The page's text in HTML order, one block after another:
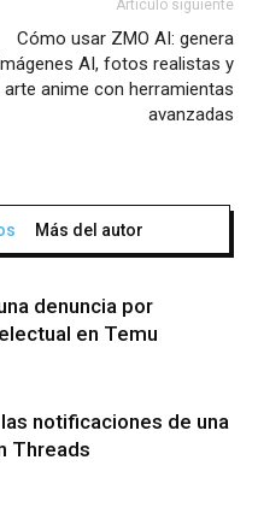
Artículo siguiente
Cómo usar ZMO AI: genera
AI, fotos realistas y
arte anime con herramientas
avanzadas
Más del autor
denuncia por
en Temu
notificaciones de una
Threads